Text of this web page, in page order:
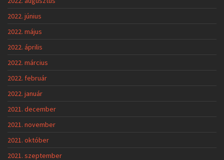
2022. június
2022. május
2022. április
2022. március
2022. február
2022. január
2021. december
2021. november
2021. október
2021. szeptember